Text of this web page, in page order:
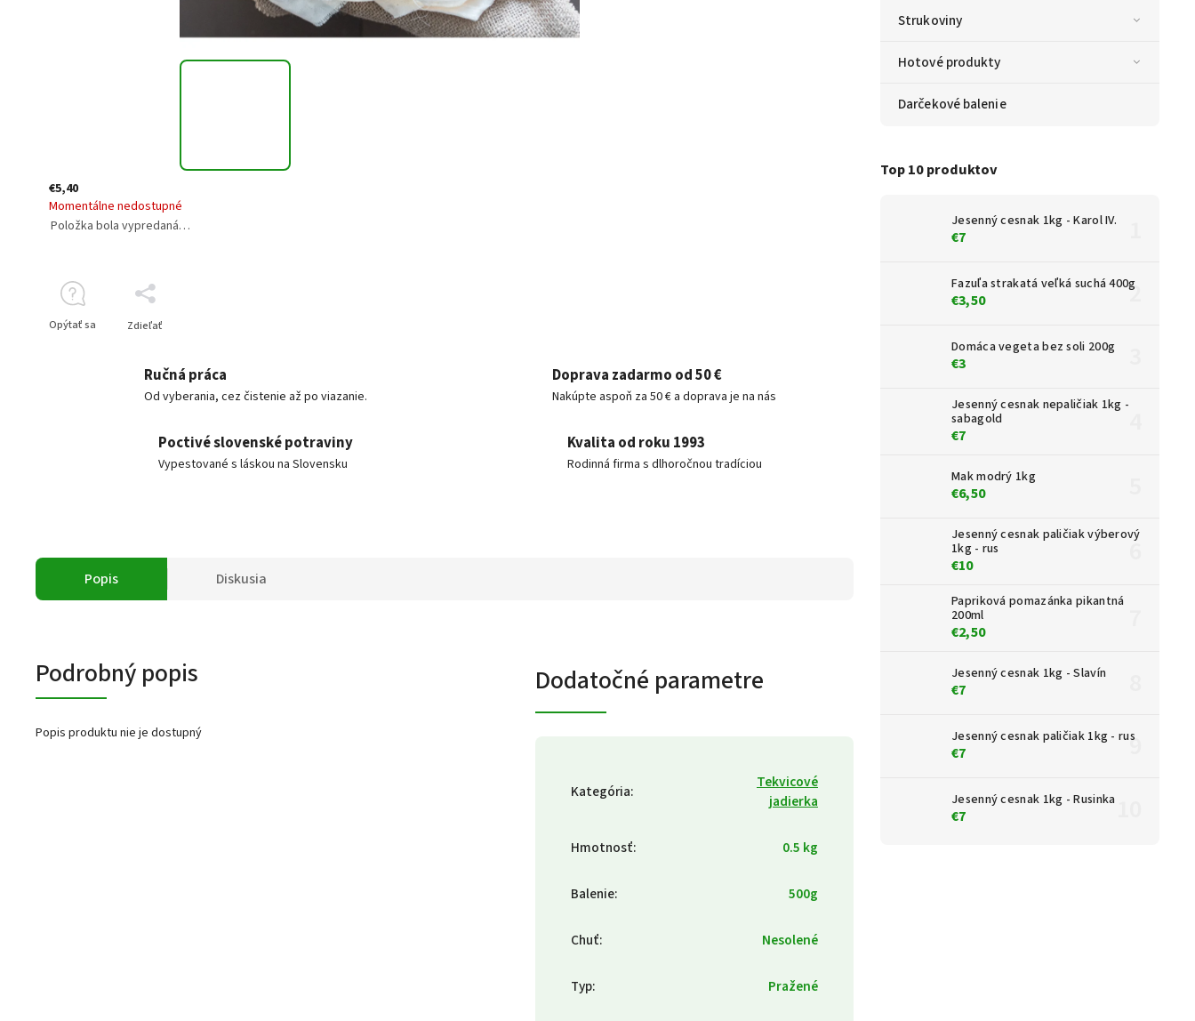
Strukoviny
Hotové produkty
Darčekové balenie
Top 10 produktov
Jesenný cesnak 1kg - Karol IV.
€7
Fazuľa strakatá veľká suchá 400g
€3,50
Domáca vegeta bez soli 200g
€3
Jesenný cesnak nepaličiak 1kg -
sabagold
€7
Mak modrý 1kg
€6,50
Jesenný cesnak paličiak výberový
1kg - rus
€10
Papriková pomazánka pikantná
200ml
€2,50
Jesenný cesnak 1kg - Slavín
€7
Jesenný cesnak paličiak 1kg - rus
€7
Jesenný cesnak 1kg - Rusinka
€7
€5,40
Momentálne nedostupné
Položka bola vypredaná…
Opýtať sa Zdieľať
Ručná práca
Od vyberania, cez čistenie až po viazanie.
Doprava zadarmo od 50 €
Nakúpte aspoň za 50 € a doprava je na nás
Poctivé slovenské potraviny
Vypestované s láskou na Slovensku
Kvalita od roku 1993
Rodinná firma s dlhoročnou tradíciou
Popis Diskusia
Podrobný popis
Popis produktu nie je dostupný
Dodatočné parametre
Kategória:
Tekvicové
jadierka
Hmotnosť: 0.5 kg
Balenie: 500g
Chuť: Nesolené
Typ: Pražené